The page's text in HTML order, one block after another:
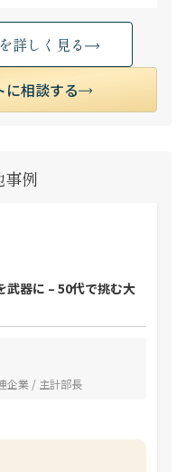
詳しく見る
に相談する
事例
器に – 50代で挑む大
企業 / 主計部長